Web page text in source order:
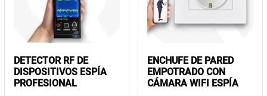
DETECTOR RF DE
DISPOSITIVOS ESPÍA
PROFESIONAL
ENCHUFE DE PARED
EMPOTRADO CON
CÁMARA WIFI ESPÍA